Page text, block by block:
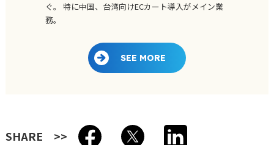
ぐ。 特に中国、台湾向けECカート導入がメイン業
務。
SEE MORE
SHARE